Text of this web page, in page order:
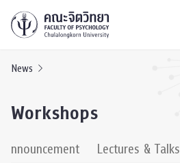
News
Workshops
Lectures & Talks